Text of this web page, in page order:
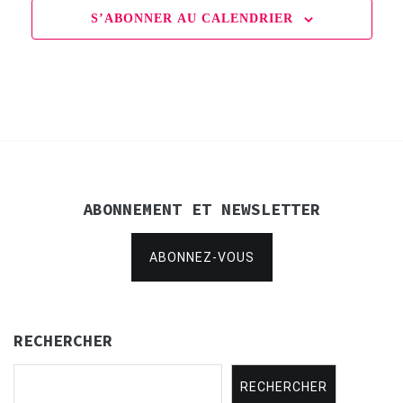
S’ABONNER AU CALENDRIER
ABONNEMENT ET NEWSLETTER
ABONNEZ-VOUS
RECHERCHER
RECHERCHER